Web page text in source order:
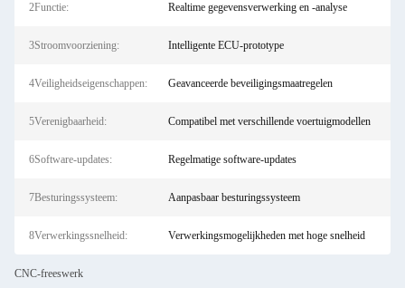
2Functie: Realtime gegevensverwerking en -analyse
3Stroomvoorziening: Intelligente ECU-prototype
4Veiligheidseigenschappen: Geavanceerde beveiligingsmaatregelen
5Verenigbaarheid: Compatibel met verschillende voertuigmodellen
6Software-updates: Regelmatige software-updates
7Besturingssysteem: Aanpasbaar besturingssysteem
8Verwerkingssnelheid: Verwerkingsmogelijkheden met hoge snelheid
CNC-freeswerk